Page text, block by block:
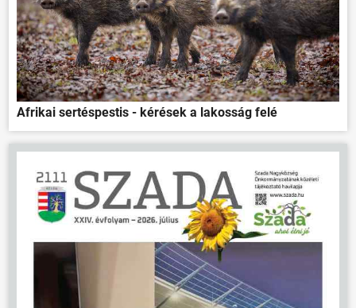
Afrikai sertéspestis - kérések a lakosság felé